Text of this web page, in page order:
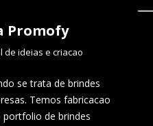
Promofy
de ideias e criacao
se trata de brindes
Temos fabricacao
de brindes